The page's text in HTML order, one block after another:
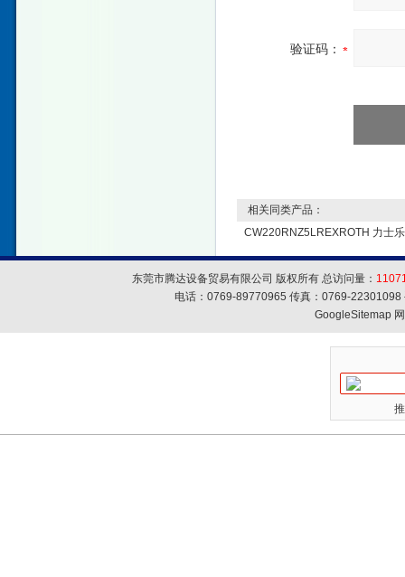
验证码：
相关同类产品：
CW220RNZ5LREXROTH 力士
东莞市腾达设备贸易有限公司 版权所有 总访问量：
电话：0769-89770965 传真：0769-
GoogleSitemap网